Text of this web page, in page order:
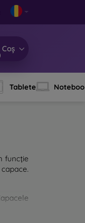
Coș
Tablete
funcție